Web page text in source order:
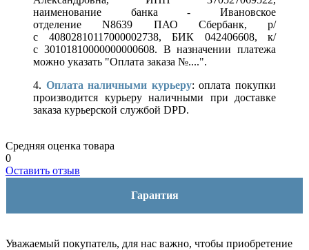
наименование банка - Ивановское
отделение N8639 ПАО Сбербанк, р/
с 40802810117000002738, БИК 042406608, к/
с 30101810000000000608. В назначении платежа
можно указать "Оплата заказа №....".
4. Оплата наличными курьеру: оплата покупки
производится курьеру наличными при доставке
заказа курьерской службой DPD.
Средняя оценка товара
0
Оставить отзыв
Гарантия
Уважаемый покупатель, для нас важно, чтобы приобретение